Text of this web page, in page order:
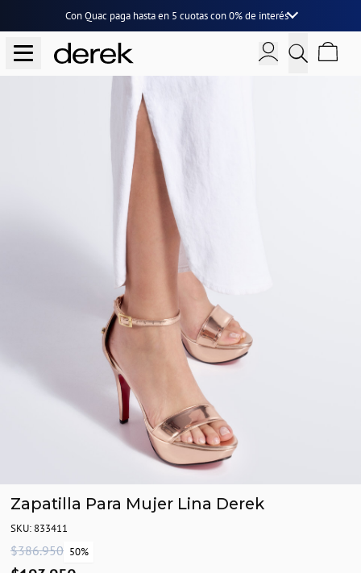
Con Quac paga hasta en 5 cuotascon0% de interés
Zapatilla Para Mujer Lina Derek
SKU: 833411
$386.950 50%